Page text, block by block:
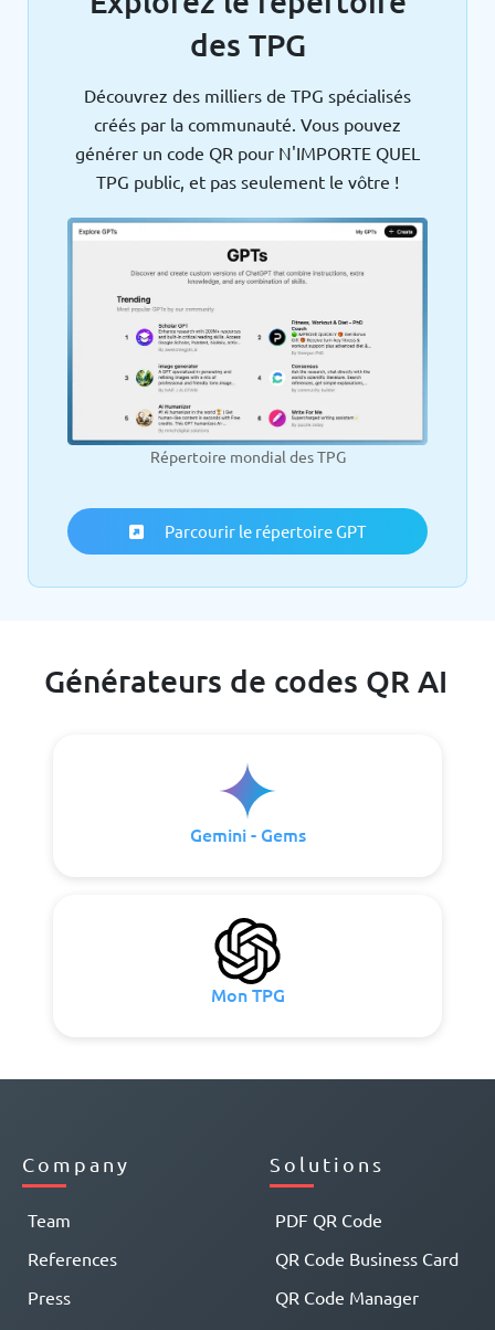
des TPG
Découvrez des milliers de TPG spécialisés
créés par la communauté. Vous pouvez
générer un code QR pour N'IMPORTE QUEL
TPG public, et pas seulement le vôtre !
Répertoire mondial des TPG
Parcourir le répertoire GPT
Générateurs de codes QR AI
Gemini - Gems
Mon TPG
Company
Team
References
Press
Solutions
PDF QR Code
QR Code Business Card
QR Code Manager